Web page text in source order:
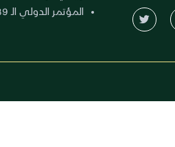
المؤتمر الدولي الـ 39 للوحدة الإسلامية